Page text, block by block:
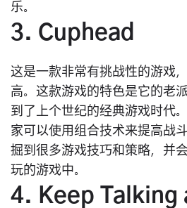
乐。
3. Cuphead
这是一款非常有挑战性的游戏
高。这款游戏的特色是它的老
到了上个世纪的经典游戏时代
家可以使用组合技术来提高战
掘到很多游戏技巧和策略，并
玩的游戏中。
4. Keep Talking